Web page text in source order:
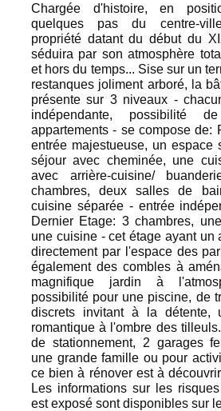
Chargée d'histoire, en
quelques pas du centre-
propriété datant du début du
séduira par son atmosphère
et hors du temps... Sise sur un
restanques joliment arboré, la
présente sur 3 niveaux -
indépendante, possibilité
appartements - se compose de:
entrée majestueuse, un espace
séjour avec cheminée, une
avec arrière-cuisine/
chambres, deux salles de
cuisine séparée - entrée
Dernier Etage: 3 chambres,
une cuisine - cet étage ayant un
directement par l'espace des
également des combles à
magnifique jardin à
possibilité pour une piscine, de
discrets invitant à la détente,
romantique à l'ombre des
de stationnement, 2 garages
une grande famille ou pour
ce bien à rénover est à
Les informations sur les
est exposé sont disponibles sur